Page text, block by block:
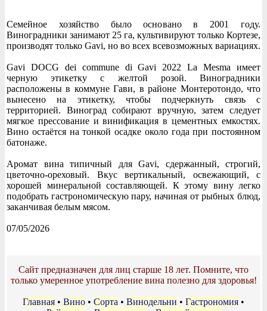
Семейное хозяйство было основано в 2001 году.
Виноградники занимают 25 га, культивируют только Кортезе,
производят только Gavi, но во всех всевозможных вариациях.
Gavi DOCG dei commune di Gavi 2022 La Mesma имеет
черную этикетку с желтой розой. Виноградники
расположены в коммуне Гави, в районе Монтеротондо, что
вынесено на этикетку, чтобы подчеркнуть связь с
территорией. Виноград собирают вручную, затем следует
мягкое прессование и винификация в цементных емкостях.
Вино остаётся на тонкой осадке около года при постоянном
батонаже.
Аромат вина типичный для Gavi, сдержанный, строгий,
цветочно-ореховый. Вкус вертикальный, освежающий, с
хорошей минеральной составляющей. К этому вину легко
подобрать гастрономическую пару, начиная от рыбных блюд,
заканчивая белым мясом.
07/05/2026
Сайт предназначен для лиц старше 18 лет. Помните, что
только умеренное употребление вина полезно для здоровья!
Главная • Вино • Сорта • Винодельни • Гастрономия •